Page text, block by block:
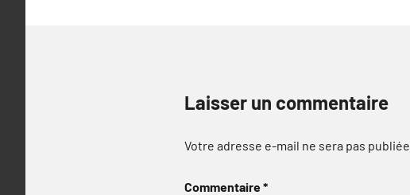
Laisser un commentaire
Votre adresse e-mail ne sera pas publiée.
Commentaire*